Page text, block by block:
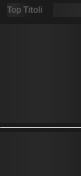
-
Top Titoli